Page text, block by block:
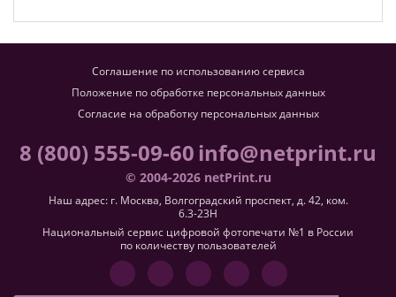
Соглашение по использованию сервиса
Положение по обработке персональных данных
Согласие на обработку персональных данных
8 (800) 555-09-60info@netprint.ru
© 2004-2026 netPrint.ru
Наш адрес: г. Москва, Волгоградский проспект, д. 42, ком.
6.3-23H
Национальный сервис цифровой фотопечати №1 в России
по количеству пользователей